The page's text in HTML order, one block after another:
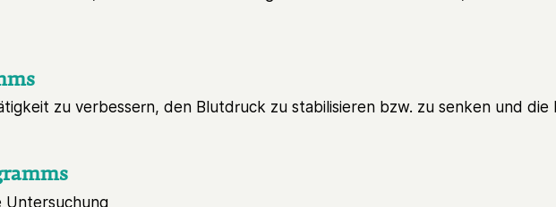
zu verbessern, den Blutdruck zu stabilisieren bzw. zu senken und
Untersuchung